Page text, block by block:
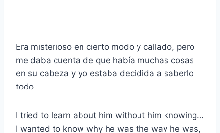
Era misterioso en cierto modo y callado, pero
me daba cuenta de que había muchas cosas
en su cabeza y yo estaba decidida a saberlo
todo.
I tried to learn about him without him knowing…
I wanted to know why he was the way he was,